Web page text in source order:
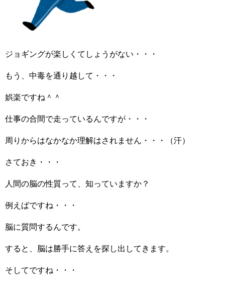
ジョギングが楽しくてしょうがない・・・
もう、中毒を通り越して・・・
娯楽ですね＾＾
仕事の合間で走っているんですが・・・
周りからはなかなか理解はされません・・・（汗）
さておき・・・
人間の脳の性質って、知っていますか？
例えばですね・・・
脳に質問するんです。
すると、脳は勝手に答えを探し出してきます。
そしてですね・・・